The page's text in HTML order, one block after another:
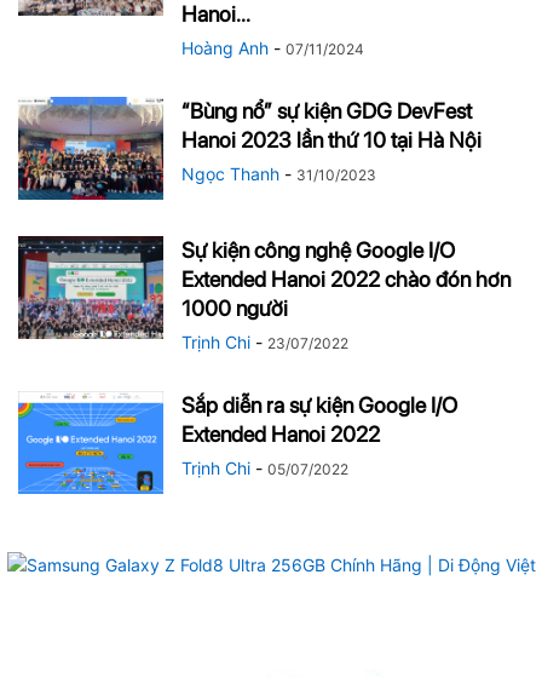
Hanoi...
Hoàng Anh - 07/11/2024
“Bùng nổ” sự kiện GDG DevFest
Hanoi 2023 lần thứ 10 tại Hà Nội
Ngọc Thanh - 31/10/2023
Sự kiện công nghệ Google I/O
Extended Hanoi 2022 chào đón hơn
1000 người
Trịnh Chi - 23/07/2022
Sắp diễn ra sự kiện Google I/O
Extended Hanoi 2022
Trịnh Chi - 05/07/2022